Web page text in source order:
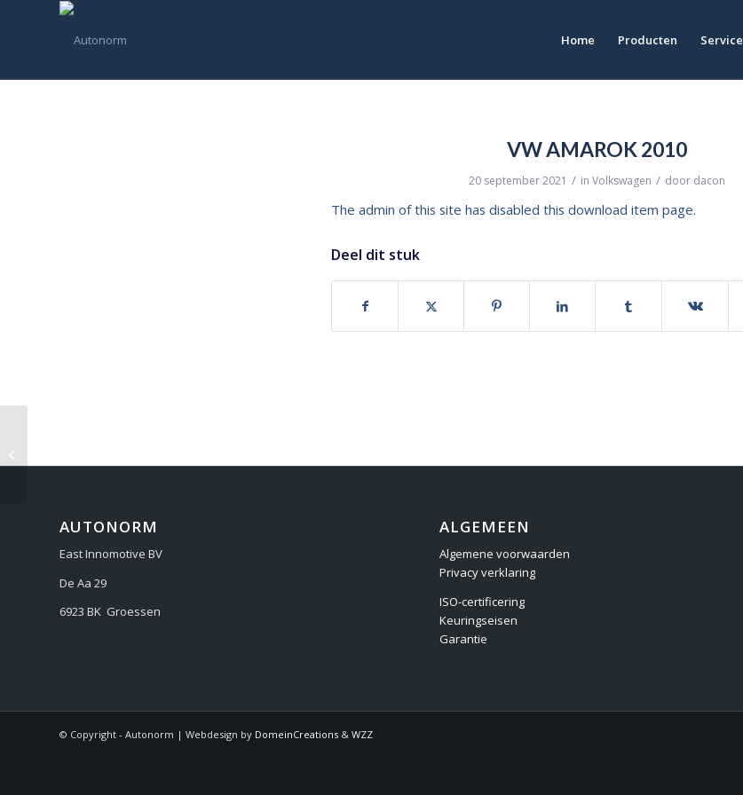
Home Producten Service
VW AMAROK 2010
20 september 2021 / in Volkswagen / door dacon
The admin of this site has disabled this download item page.
Deel dit stuk
AUTONORM
East Innomotive BV
De Aa 29
6923 BK Groessen
ALGEMEEN
Algemene voorwaarden
Privacy verklaring
ISO-certificering
Keuringseisen
Garantie
© Copyright - Autonorm | Webdesign by DomeinCreations & WZZ